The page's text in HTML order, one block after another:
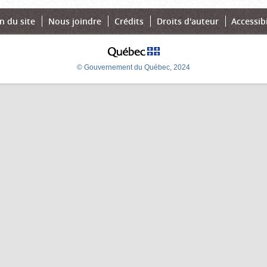
du site Nous joindre Crédits Droits d'auteur
© Gouvernement du Québec, 2024